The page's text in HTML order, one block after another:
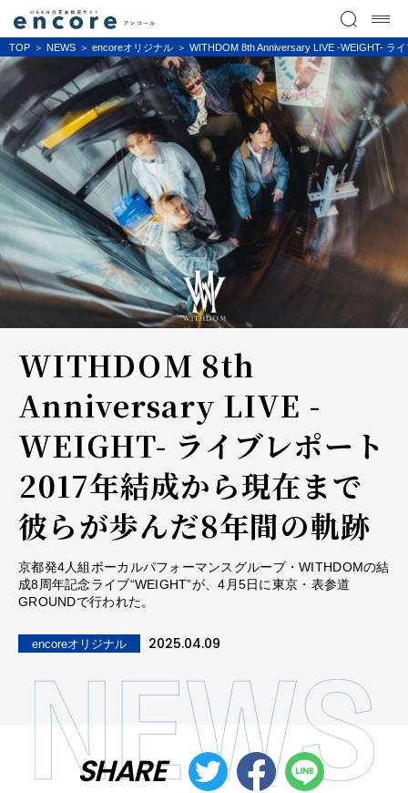
TOP NEWS encoreオリジナル WITHDOM 8th Anniversary LIVE -WEIGHT- ラ
WITHDOM 8th
Anniversary LIVE -
WEIGHT- ライブレポート
――2017年結成から現在まで
彼らが歩んだ8年間の軌跡
京都発4人組ボーカルパフォーマンスグループ・WITHDOMの結
成8周年記念ライブ“WEIGHT”が、4月5日に東京・表参道
GROUNDで行われた。
encoreオリジナル 2025.04.09
SHARE